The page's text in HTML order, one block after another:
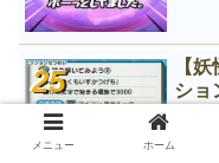
【
ショ
せ
【
メニュー ホーム